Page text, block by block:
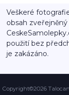
Veškeré
obsah zveřejněný
použití bez
je zakázáno.
Copyright©2026